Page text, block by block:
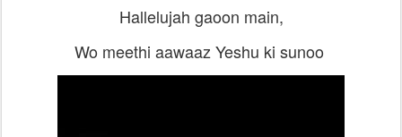
Hallelujah gaoon main,
Wo meethi aawaaz Yeshu ki sunoo